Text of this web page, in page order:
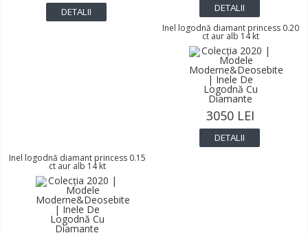
DETALII DETALII
Inel logodnă diamant princess 0.20
ct aur alb 14 kt
3050 LEI
DETALII
Inel logodnă diamant princess 0.15
ct aur alb 14 kt